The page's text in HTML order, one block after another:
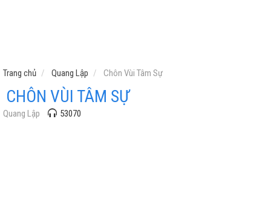
Trang chủ Quang Lập Chôn Vùi Tâm Sự
CHÔN VÙI TÂM SỰ
Quang Lập 53070